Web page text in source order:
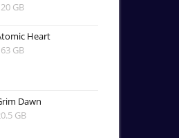
GB
Heart
GB
Dawn
GB